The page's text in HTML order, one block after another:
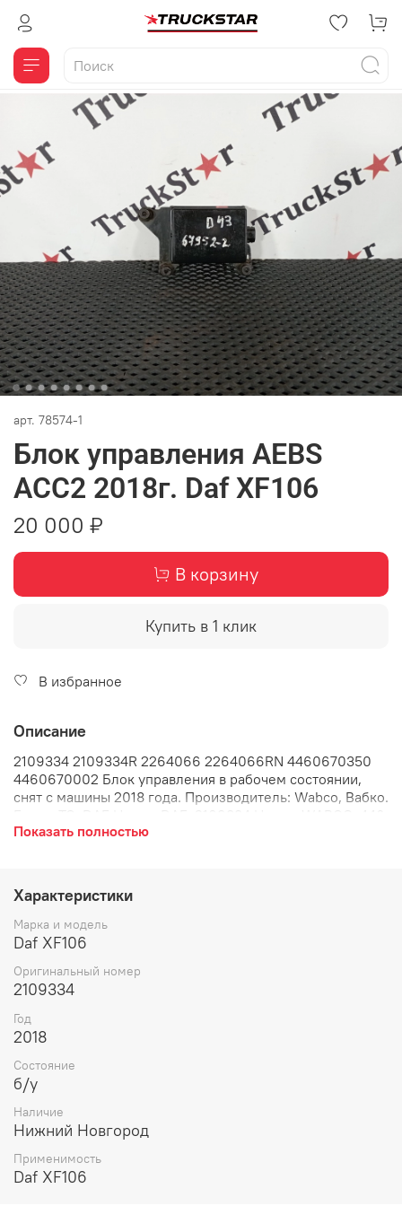
арт. 78574-1
Блок управления AEBS
ACC2 2018г. Daf XF106
20 000 ₽
В корзину
Купить в 1 клик
В избранное
Описание
2109334 2109334R 2264066 2264066RN 4460670350
4460670002 Блок управления в рабочем состоянии,
снят с машины 2018 года. Производитель: Wabco, Вабко.
067 035 0 Дата производства: 15-я неделя 2018 года
электронный блок.
Показать полностью
Характеристики
Марка и модель
Daf XF106
Оригинальный номер
2109334
Год
2018
Состояние
б/у
Наличие
Нижний Новгород
Применимость
Daf XF106